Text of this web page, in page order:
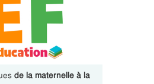
de la maternelle à la